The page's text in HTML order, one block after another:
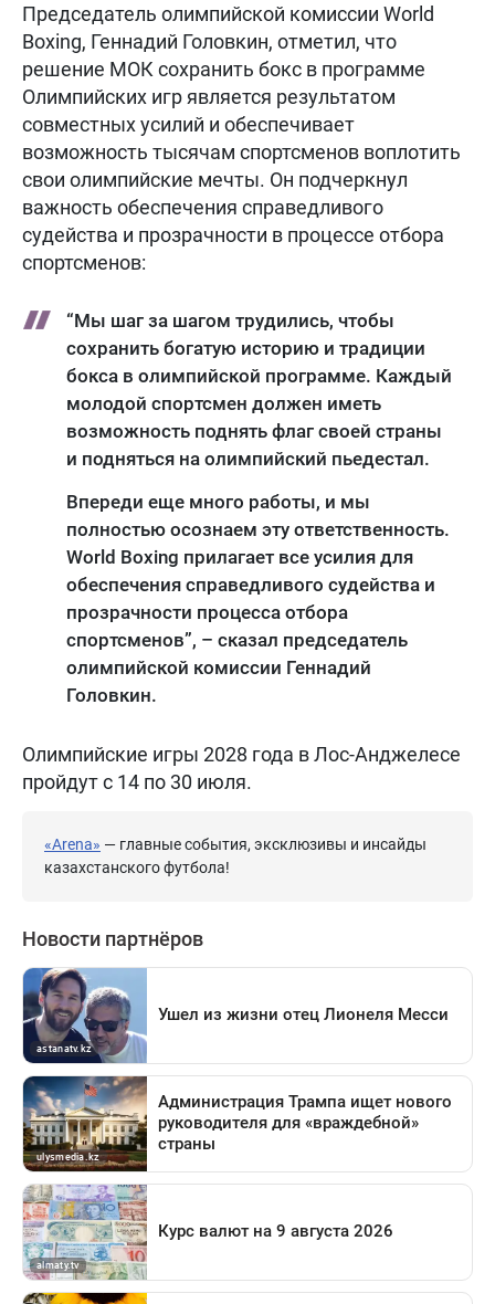
Председатель олимпийской комиссии World
Boxing, Геннадий Головкин, отметил, что
решение МОК сохранить бокс в программе
Олимпийских игр является результатом
совместных усилий и обеспечивает
возможность тысячам спортсменов воплотить
свои олимпийские мечты. Он подчеркнул
важность обеспечения справедливого
судейства и прозрачности в процессе отбора
спортсменов:
“Мы шаг за шагом трудились, чтобы
сохранить богатую историю и традиции
бокса в олимпийской программе. Каждый
молодой спортсмен должен иметь
возможность поднять флаг своей страны
и подняться на олимпийский пьедестал.
Впереди еще много работы, и мы
полностью осознаем эту ответственность.
World Boxing прилагает все усилия для
обеспечения справедливого судейства и
прозрачности процесса отбора
спортсменов”, – сказал председатель
олимпийской комиссии Геннадий
Головкин.
Олимпийские игры 2028 года в Лос-Анджелесе
пройдут с 14 по 30 июля.
«Arena» — главные события, эксклюзивы и инсайды
казахстанского футбола!